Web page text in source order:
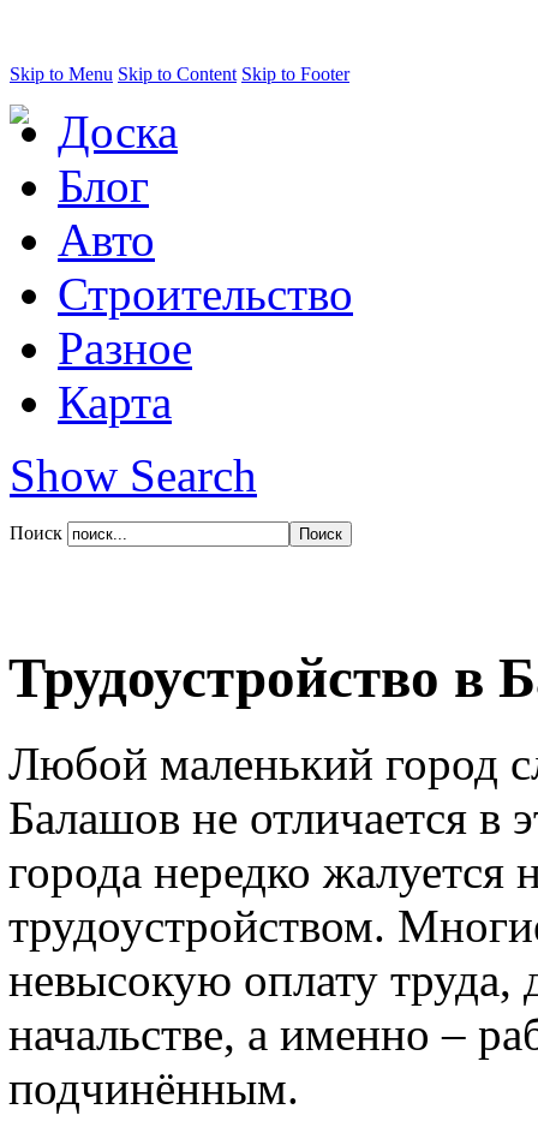
Skip to Menu Skip to Content Skip to Footer
Доска
Блог
Авто
Строительство
Разное
Карта
Show Search
Поиск
Трудоустройство в
Любой маленький город
Балашов не отличается в
города нередко жалуется
трудоустройством.
невысокую оплату труда,
начальстве, а именно –
подчинённым.